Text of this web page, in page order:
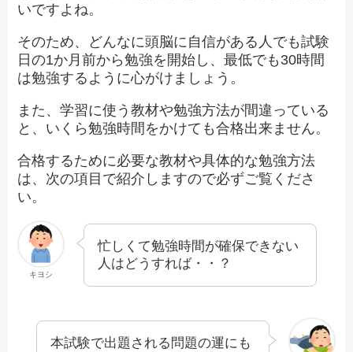
いですよね。
そのため、どんなに頭脳に自信がある人でも試験
日の1か月前から勉強を開始し、最低でも30時間
は勉強するように心がけましょう。
また、学習に使う教材や勉強方法が間違っている
と、いくら勉強時間をかけても合格出来ません。
合格するために必要な教材や具体的な勉強方法
は、次の項目で紹介しますので必ずご覧くださ
い。
キヨシ
忙しくて勉強時間が確保できない
人はどうすれば・・？
本試験で出題される問題の運にも